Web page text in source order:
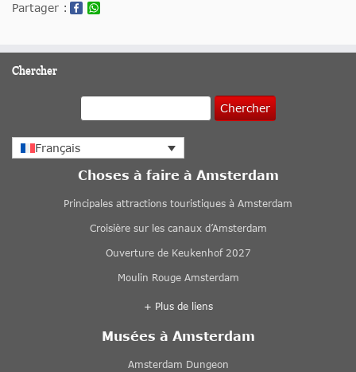
Partager :
Chercher
Chercher
Français
Choses à faire à Amsterdam
Principales attractions touristiques à Amsterdam
Croisière sur les canaux d’Amsterdam
Ouverture de Keukenhof 2027
Moulin Rouge Amsterdam
+ Plus de liens
Musées à Amsterdam
Amsterdam Dungeon